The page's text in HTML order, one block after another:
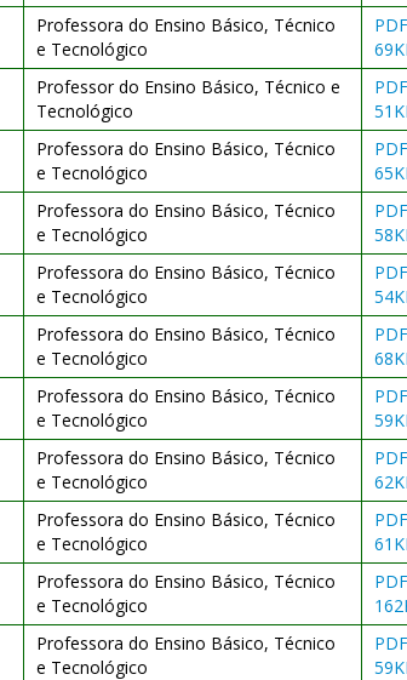
Professora do Ensino Básico, Técnico
e Tecnológico
Professor do Ensino Básico, Técnico e
Tecnológico
Professora do Ensino Básico, Técnico
e Tecnológico
Professora do Ensino Básico, Técnico
e Tecnológico
Professora do Ensino Básico, Técnico
e Tecnológico
Professora do Ensino Básico, Técnico
e Tecnológico
Professora do Ensino Básico, Técnico
e Tecnológico
Professora do Ensino Básico, Técnico
e Tecnológico
Professora do Ensino Básico, Técnico
e Tecnológico
Professora do Ensino Básico, Técnico
e Tecnológico
Professora do Ensino Básico, Técnico
e Tecnológico